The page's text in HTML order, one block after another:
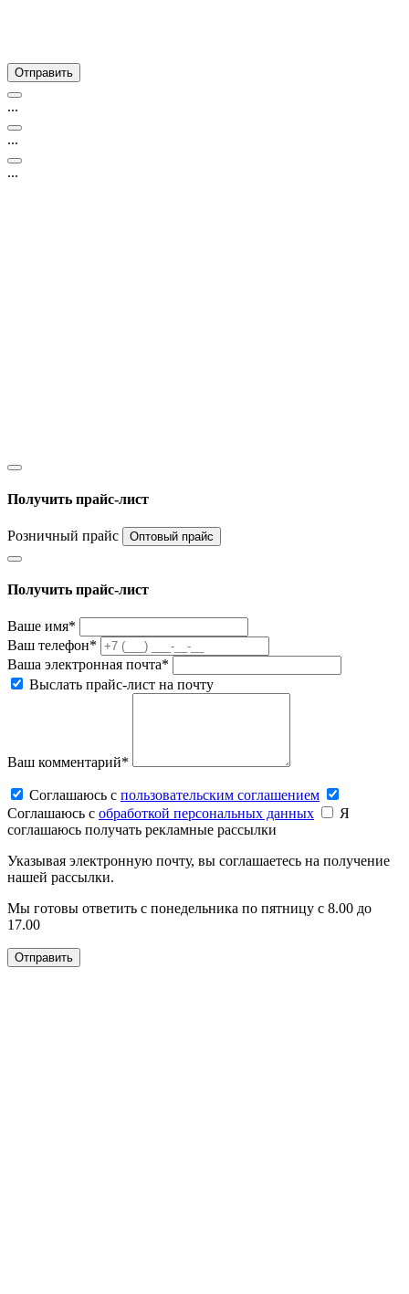
...
...
...
Получить прайс-лист
Розничный прайс Оптовый прайс
Получить прайс-лист
Ваше имя*
Ваш телефон*
Ваша электронная почта*
Выслать прайс-лист на почту
Ваш комментарий*
Соглашаюсь c пользовательским соглашением
Соглашаюсь c обработкой персональных данных
Я
соглашаюсь получать рекламные рассылки
Указывая электронную почту, вы соглашаетесь на получение
нашей рассылки.
Мы готовы ответить с понедельника по пятницу с 8.00 до
17.00